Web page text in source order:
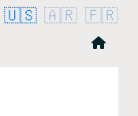
🇺🇸 🇦🇷 🇫🇷